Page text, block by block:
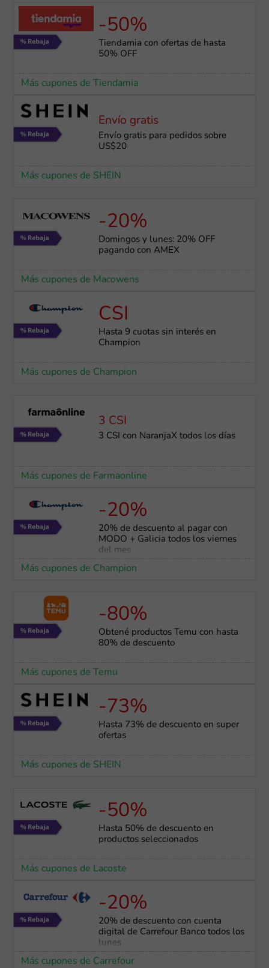
-50%
Tiendamia con ofertas de hasta
50% OFF
Más cupones de Tiendamia
Envío gratis
Envío gratis para pedidos sobre
US$20
Más cupones de SHEIN
-20%
Domingos y lunes: 20% OFF
pagando con AMEX
Más cupones de Macowens
CSI
Hasta 9 cuotas sin interés en
Champion
Más cupones de Champion
3 CSI
3 CSI con NaranjaX todos los días
Más cupones de Farmaonline
-20%
20% de descuento al pagar con
MODO + Galicia todos los viernes
del mes
Más cupones de Champion
-80%
Obtené productos Temu con hasta
80% de descuento
Más cupones de Temu
-73%
Hasta 73% de descuento en super
ofertas
Más cupones de SHEIN
-50%
Hasta 50% de descuento en
productos seleccionados
Más cupones de Lacoste
-20%
20% de descuento con cuenta
digital de Carrefour Banco todos los
lunes
Más cupones de Carrefour